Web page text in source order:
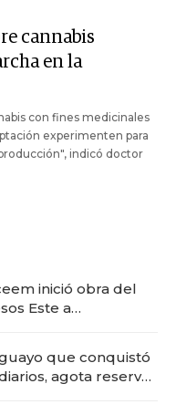
cannabis
en la
con fines medicinales
experimenten para
indicó doctor
inició obra del
Este a
que conquistó
agota reservas